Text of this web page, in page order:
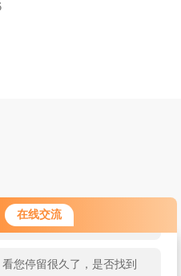
在线交流
欢迎前来咨询，很高兴为您
请问您要咨询什么问题呢？
您停留很久了，是否找到